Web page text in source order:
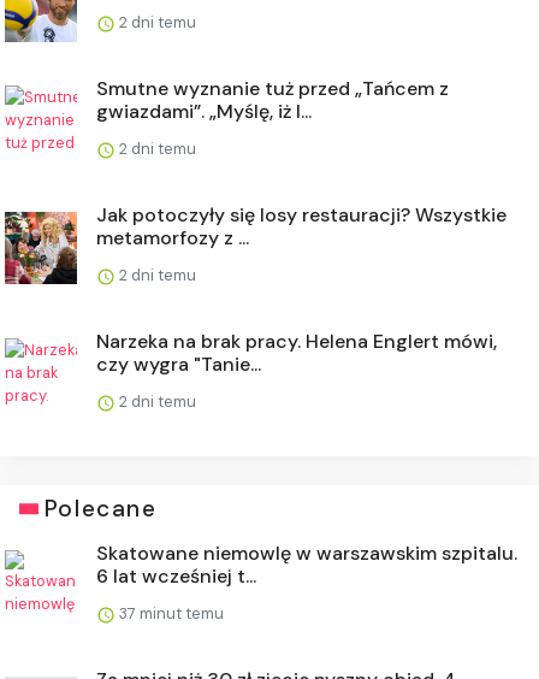
2 dni temu
Smutne wyznanie tuż przed „Tańcem z
gwiazdami”. „Myślę, iż l...
2 dni temu
Jak potoczyły się losy restauracji? Wszystkie
metamorfozy z ...
2 dni temu
Narzeka na brak pracy. Helena Englert mówi,
czy wygra "Tanie...
2 dni temu
Polecane
Skatowane niemowlę w warszawskim szpitalu.
6 lat wcześniej t...
37 minut temu